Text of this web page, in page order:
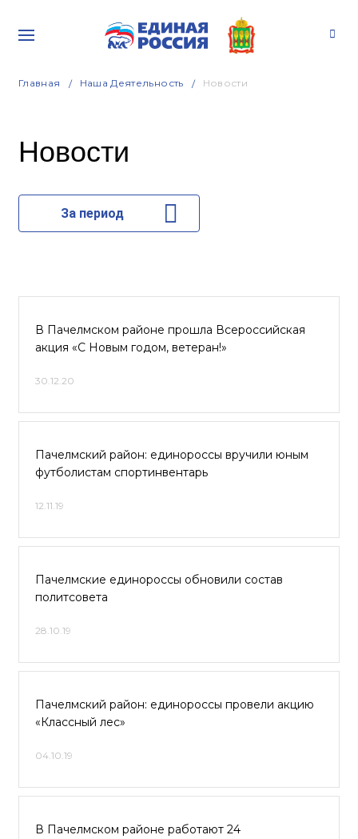
Главная Наша Деятельность Новости
Новости
За период
В Пачелмском районе прошла Всероссийская
акция «С Новым годом, ветеран!»
30.12.20
Пачелмский район: единороссы вручили юным
футболистам спортинвентарь
12.11.19
Пачелмские единороссы обновили состав
политсовета
28.10.19
Пачелмский район: единороссы провели акцию
«Классный лес»
04.10.19
В Пачелмском районе работают 24